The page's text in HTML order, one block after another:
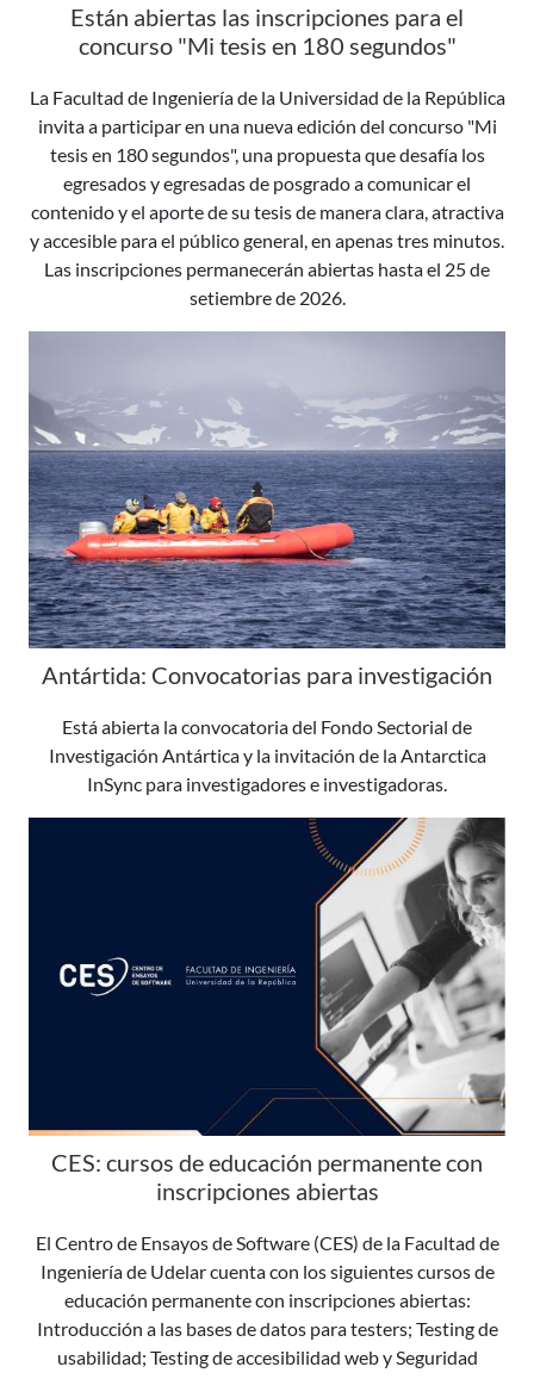
Están abiertas las inscripciones para el
concurso "Mi tesis en 180 segundos"
La Facultad de Ingeniería de la Universidad de la República
invita a participar en una nueva edición del concurso "Mi
tesis en 180 segundos", una propuesta que desafía los
egresados y egresadas de posgrado a comunicar el
contenido y el aporte de su tesis de manera clara, atractiva
y accesible para el público general, en apenas tres minutos.
Las inscripciones permanecerán abiertas hasta el 25 de
setiembre de 2026.
Antártida: Convocatorias para investigación
Está abierta la convocatoria del Fondo Sectorial de
Investigación Antártica y la invitación de la Antarctica
InSync para investigadores e investigadoras.
CES: cursos de educación permanente con
inscripciones abiertas
El Centro de Ensayos de Software (CES) de la Facultad de
Ingeniería de Udelar cuenta con los siguientes cursos de
educación permanente con inscripciones abiertas:
Introducción a las bases de datos para testers; Testing de
usabilidad; Testing de accesibilidad web y Seguridad